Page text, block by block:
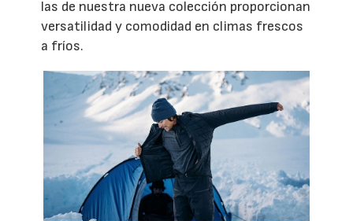
las de nuestra nueva colección proporcionan
versatilidad y comodidad en climas frescos
a fríos.